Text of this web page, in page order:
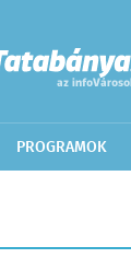
PROGRAMOK